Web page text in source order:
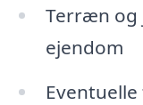
Terræn og
ejendom